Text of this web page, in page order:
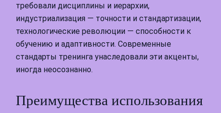
требовали дисциплины и иерархии,
индустриализация — точности и стандартизации,
технологические революции — способности к
обучению и адаптивности. Современные
стандарты тренинга унаследовали эти акценты,
иногда неосознанно.
Преимущества использования